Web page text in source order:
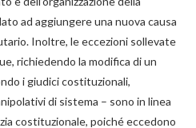
ad aggiungere una nuova causa
Inoltre, le eccezioni sollevate
richiedendo la modifica di un
i giudici costituzionali,
di sistema – sono in linea
costituzionale, poiché eccedono